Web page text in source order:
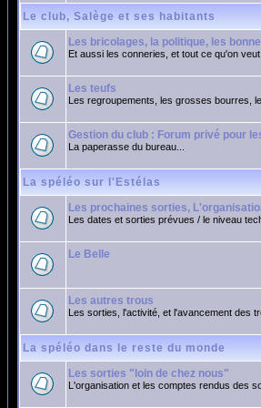
Le club, Salège et ses habitants
Les bricolages, la politique, les
Et aussi les conneries, et tout ce qu'on
Les teufs
Les regroupements, les grosses bourres,
Gestion du club : Forum privé pour
La paperasse du bureau...
La spéléo sur l'Estélas
Les prochaines sorties,
Les dates et sorties prévues / le niveau
Le Belle
Les autres trous
Les sorties, l'activité, et l'avancement des
La spéléo dans le reste du monde
Les sorties "loin de chez nous"
L'organisation et les comptes rendus des